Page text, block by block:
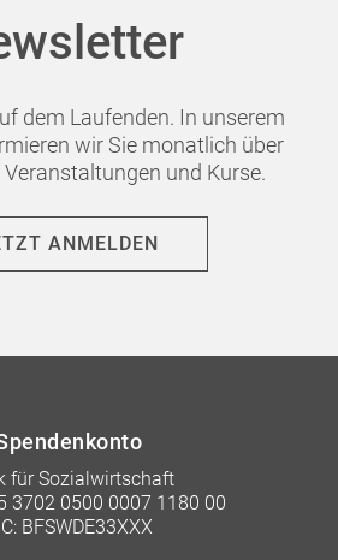
dem Laufenden. In unserem
wir Sie monatlich über
Veranstaltungen und Kurse.
ANMELDEN
für Sozialwirtschaft
3702 0500 0007 1180 00
BFSWDE33XXX